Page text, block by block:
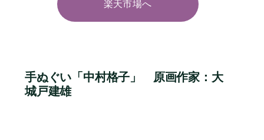
楽天市場へ
手ぬぐい「中村格子」 原画作家：大
城戸建雄